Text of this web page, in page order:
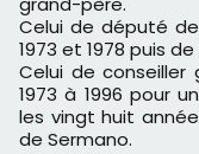
Celui de député
1973 et 1978 puis de
Celui de
1973 à 1996 pour
les vingt huit
de Sermano.